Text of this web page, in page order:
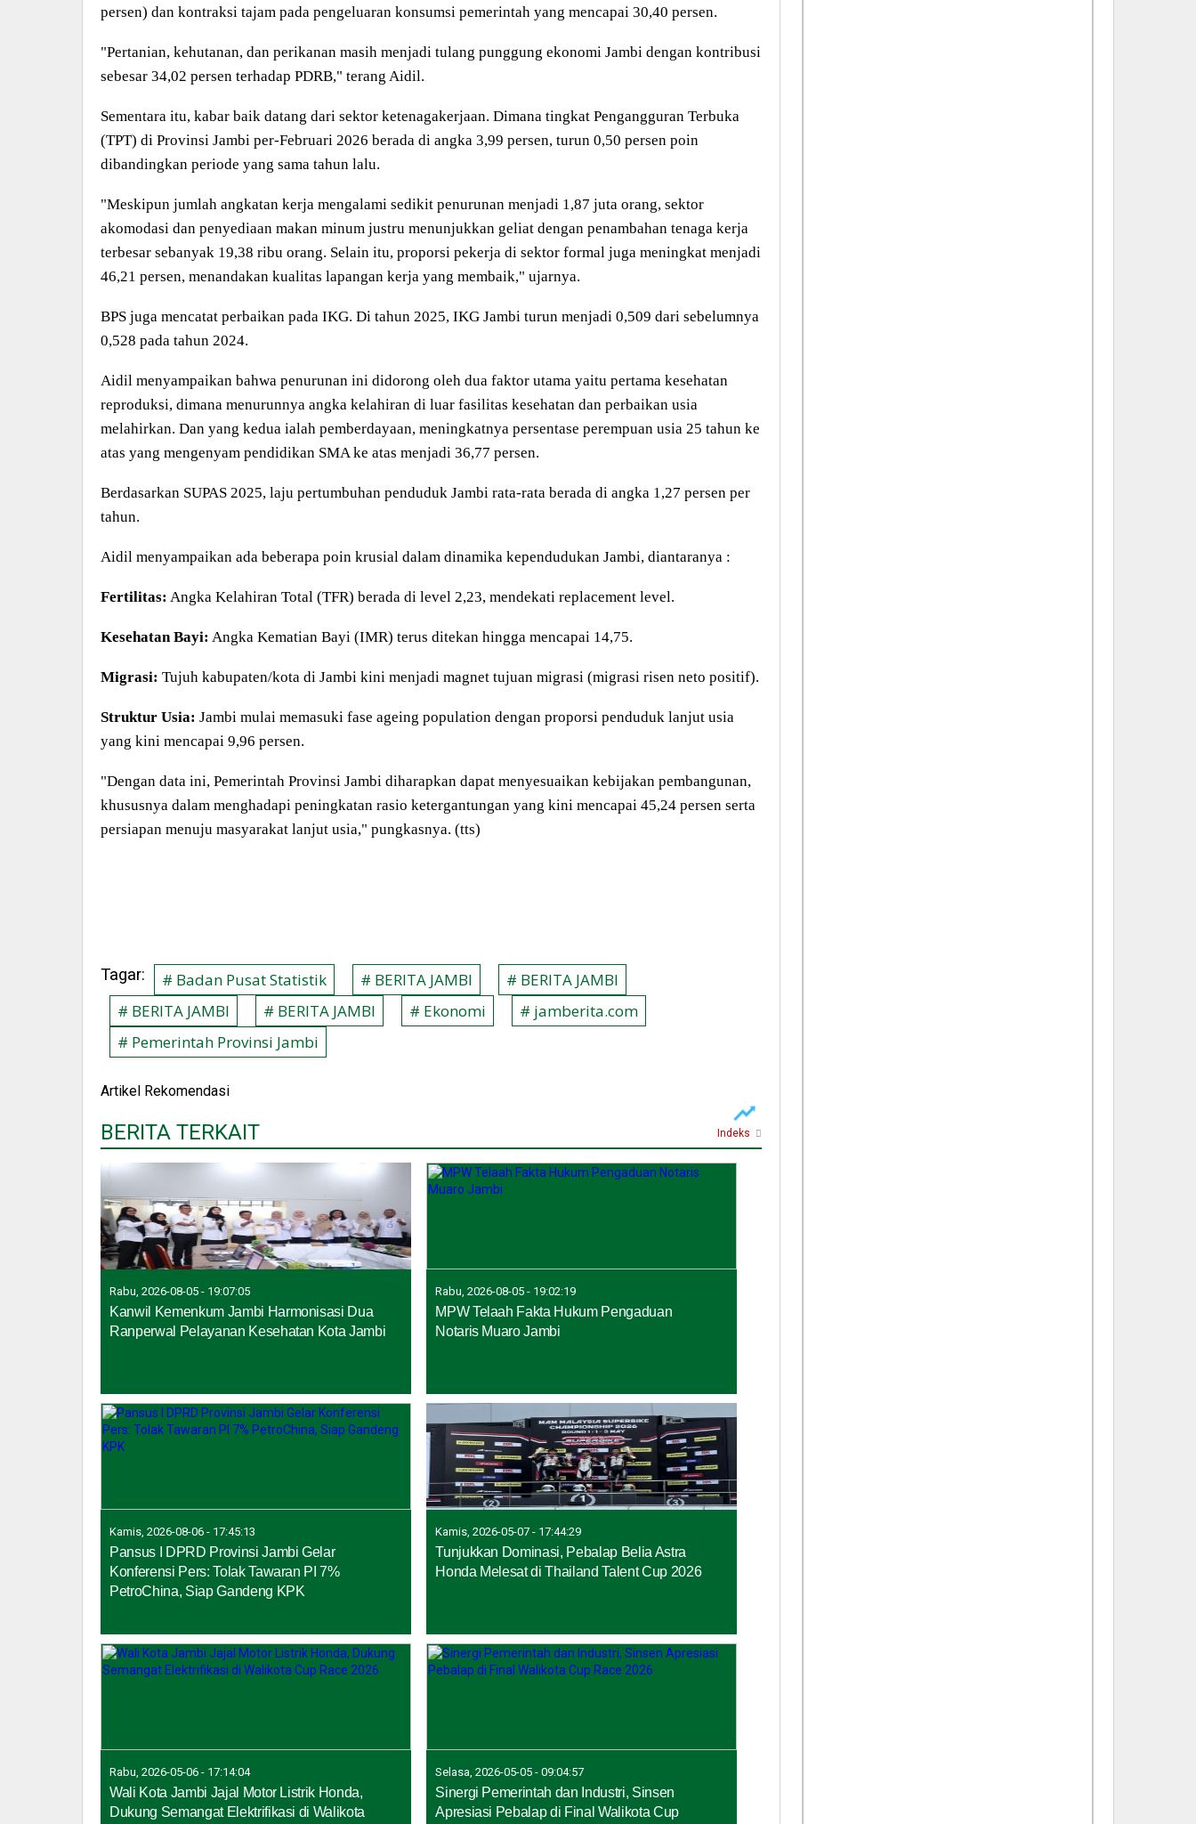
persen) dan kontraksi tajam pada pengeluaran konsumsi pemerintah yang mencapai 30,40 persen.
"Pertanian, kehutanan, dan perikanan masih menjadi tulang punggung ekonomi Jambi dengan kontribusi
sebesar 34,02 persen terhadap PDRB," terang Aidil.
Sementara itu, kabar baik datang dari sektor ketenagakerjaan. Dimana tingkat Pengangguran Terbuka
(TPT) di Provinsi Jambi per-Februari 2026 berada di angka 3,99 persen, turun 0,50 persen poin
dibandingkan periode yang sama tahun lalu.
"Meskipun jumlah angkatan kerja mengalami sedikit penurunan menjadi 1,87 juta orang, sektor
akomodasi dan penyediaan makan minum justru menunjukkan geliat dengan penambahan tenaga kerja
terbesar sebanyak 19,38 ribu orang. Selain itu, proporsi pekerja di sektor formal juga meningkat menjadi
46,21 persen, menandakan kualitas lapangan kerja yang membaik," ujarnya.
BPS juga mencatat perbaikan pada IKG. Di tahun 2025, IKG Jambi turun menjadi 0,509 dari sebelumnya
0,528 pada tahun 2024.
Aidil menyampaikan bahwa penurunan ini didorong oleh dua faktor utama yaitu pertama kesehatan
reproduksi, dimana menurunnya angka kelahiran di luar fasilitas kesehatan dan perbaikan usia
melahirkan. Dan yang kedua ialah pemberdayaan, meningkatnya persentase perempuan usia 25 tahun ke
atas yang mengenyam pendidikan SMA ke atas menjadi 36,77 persen.
Berdasarkan SUPAS 2025, laju pertumbuhan penduduk Jambi rata-rata berada di angka 1,27 persen per
tahun.
Aidil menyampaikan ada beberapa poin krusial dalam dinamika kependudukan Jambi, diantaranya :
Fertilitas: Angka Kelahiran Total (TFR) berada di level 2,23, mendekati replacement level.
Kesehatan Bayi: Angka Kematian Bayi (IMR) terus ditekan hingga mencapai 14,75.
Migrasi: Tujuh kabupaten/kota di Jambi kini menjadi magnet tujuan migrasi (migrasi risen neto positif).
Struktur Usia: Jambi mulai memasuki fase ageing population dengan proporsi penduduk lanjut usia
yang kini mencapai 9,96 persen.
"Dengan data ini, Pemerintah Provinsi Jambi diharapkan dapat menyesuaikan kebijakan pembangunan,
khususnya dalam menghadapi peningkatan rasio ketergantungan yang kini mencapai 45,24 persen serta
persiapan menuju masyarakat lanjut usia," pungkasnya. (tts)
Tagar: # Badan Pusat Statistik # BERITA JAMBI
# BERITA JAMBI
# BERITA JAMBI
# BERITA JAMBI # Ekonomi
# jamberita.com
# Pemerintah Provinsi Jambi
Artikel Rekomendasi
BERITA TERKAIT Indeks
Rabu, 2026-08-05 - 19:07:05
Kanwil Kemenkum Jambi Harmonisasi Dua
Ranperwal Pelayanan Kesehatan Kota Jambi
Rabu, 2026-08-05 - 19:02:19
MPW Telaah Fakta Hukum Pengaduan
Notaris Muaro Jambi
Kamis, 2026-08-06 - 17:45:13
Pansus I DPRD Provinsi Jambi Gelar
Konferensi Pers: Tolak Tawaran PI 7%
PetroChina, Siap Gandeng KPK
Kamis, 2026-05-07 - 17:44:29
Tunjukkan Dominasi, Pebalap Belia Astra
Honda Melesat di Thailand Talent Cup 2026
Rabu, 2026-05-06 - 17:14:04
Wali Kota Jambi Jajal Motor Listrik Honda,
Dukung Semangat Elektrifikasi di Walikota
Selasa, 2026-05-05 - 09:04:57
Sinergi Pemerintah dan Industri, Sinsen
Apresiasi Pebalap di Final Walikota Cup